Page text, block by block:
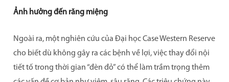
Ảnh hưởng đến răng miệng
Ngoài ra, một nghiên cứu của Đại học Case Western Reserve
cho biết dù không gây ra các bệnh về lợi, việc thay đổi nội
tiết tố trong thời gian “đèn đỏ” có thể làm trầm trọng thêm